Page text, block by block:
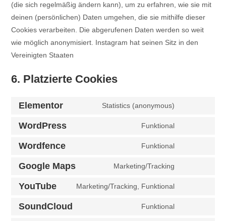
(die sich regelmäßig ändern kann), um zu erfahren, wie sie mit
deinen (persönlichen) Daten umgehen, die sie mithilfe dieser
Cookies verarbeiten. Die abgerufenen Daten werden so weit
wie möglich anonymisiert. Instagram hat seinen Sitz in den
Vereinigten Staaten
6. Platzierte Cookies
Elementor Statistics (anonymous)
WordPress Funktional
Wordfence Funktional
Google Maps Marketing/Tracking
YouTube Marketing/Tracking, Funktional
SoundCloud Funktional